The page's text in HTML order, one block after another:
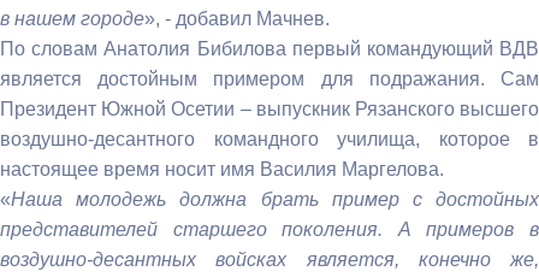
в нашем городе», - добавил Мачнев.
По словам Анатолия Бибилова первый командующий ВДВ
является достойным примером для подражания. Сам
Президент Южной Осетии – выпускник Рязанского высшего
воздушно-десантного командного училища, которое в
настоящее время носит имя Василия Маргелова.
«Наша молодежь должна брать пример с достойных
представителей старшего поколения. А примеров в
воздушно-десантных войсках является, конечно же,